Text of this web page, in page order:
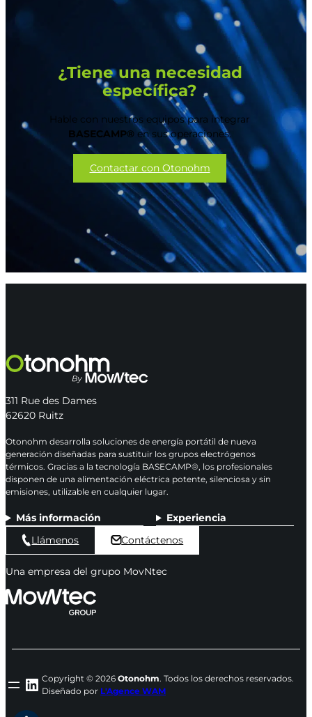
¿Tiene una necesidad
específica?
Hable con nuestros equipos para integrar
BASECAMP® en sus operaciones.
Contactar con Otonohm
311 Rue des Dames
62620 Ruitz
Otonohm desarrolla soluciones de energía portátil de nueva
generación diseñadas para sustituir los grupos electrógenos
térmicos. Gracias a la tecnología BASECAMP®, los profesionales
disponen de una alimentación eléctrica potente, silenciosa y sin
emisiones, utilizable en cualquier lugar.
Más información
Experiencia
Llámenos
Contáctenos
Una empresa del grupo MovNtec
LinkedIn
Copyright © 2026Otonohm. Todos los derechos reservados.
Diseñado por L'Agence WAM